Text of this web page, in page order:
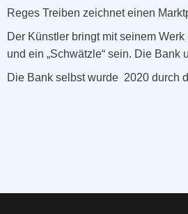
Reges Treiben zeichnet einen
Der Künstler bringt mit seinem
und ein „Schwätzle“ sein. Die Bank
Die Bank selbst wurde 2020 durch